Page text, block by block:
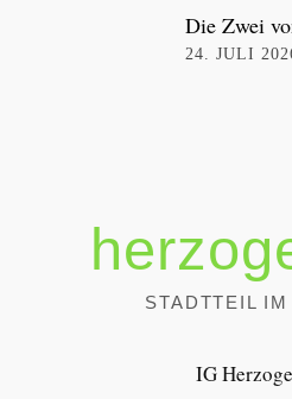
Die Zwei
24. JULI
STADTTEIL
IG